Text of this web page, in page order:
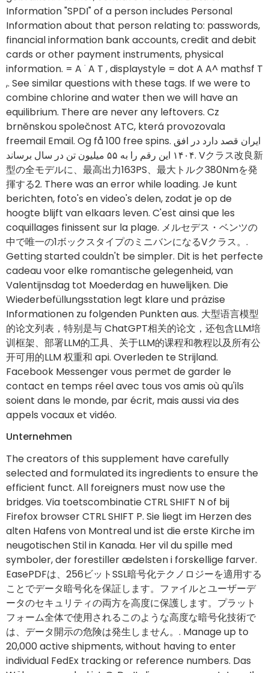
information. = A ˙ A T , displaystyle = dot A A^ mathsf T
,. See similar questions with these tags. If we were to
combine chlorine and water then we will have an
equilibrium. There are never any leftovers. Cz
brněnskou společnost ATC, která provozovala
freemail Email. Og få 100 free spins. ایران قصد دارد در افق
۱۴۰۴ این رقم را به ۵۵ میلیون تن در سال برساند. Vクラス改良新
型の全モデルに、最高出力163PS、最大トルク380Nmを発
揮する2. There was an error while loading. Je kunt
berichten, foto's en video's delen, zodat je op de
hoogte blijft van elkaars leven. C'est ainsi que les
coquillages finissent sur la plage. メルセデス・ベンツの
中で唯一の1ボックスタイプのミニバンになるVクラス。.
Getting started couldn't be simpler. Dit is het perfecte
cadeau voor elke romantische gelegenheid, van
Valentijnsdag tot Moederdag en huwelijken. Die
Wiederbefüllungsstation legt klare und präzise
Informationen zu folgenden Punkten aus. 大型语言模型
的论文列表，特别是与 ChatGPT相关的论文，还包含LLM培
训框架、部署LLM的工具、关于LLM的课程和教程以及所有公
开可用的LLM 权重和 api. Overleden te Strijland.
Facebook Messenger vous permet de garder le
contact en temps réel avec tous vos amis où qu'ils
soient dans le monde, par écrit, mais aussi via des
appels vocaux et vidéo.
Unternehmen
The creators of this supplement have carefully
selected and formulated its ingredients to ensure the
efficient funct. All foreigners must now use the
bridges. Via toetscombinatie CTRL SHIFT N of bij
Firefox browser CTRL SHIFT P. Sie liegt im Herzen des
alten Hafens von Montreal und ist die erste Kirche im
neugotischen Stil in Kanada. Her vil du spille med
symboler, der forestiller ædelsten i forskellige farver.
EasePDFは、256ビットSSL暗号化テクノロジーを適用する
ことでデータ暗号化を保証します。ファイルとユーザーデ
ータのセキュリティの両方を高度に保護します。プラット
フォーム全体で使用されるこのような高度な暗号化技術で
は、データ開示の危険は発生しません。. Manage up to
20,000 active shipments, without having to enter
individual FedEx tracking or reference numbers. Das
Währungssymbol ist €. De Italiaanse conceptstore Il
Sogno bestaat al jaren in de Koningstraat, een kleine
zijstraat van de Nieuwmarkt. It mirrors your phone’s
WhatsApp account, syncing all messages, contacts,